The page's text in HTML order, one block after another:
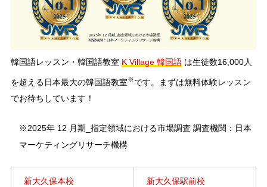
韓国語レッスン・韓国語教室 K Village 韓国語は生徒数16,000人
を超える日本最大の韓国語教室※です。まずは無料体験レッスン
でお待ちしています！
※2025年 12 月期_指定領域における市場調査 調査機関：日本
マーケティングリサーチ機構
新大久保本校 新大久保駅前校